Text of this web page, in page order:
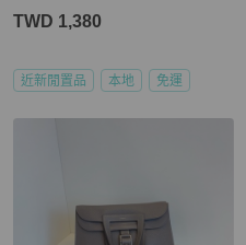
TWD 1,380
近新閒置品 本地 免運